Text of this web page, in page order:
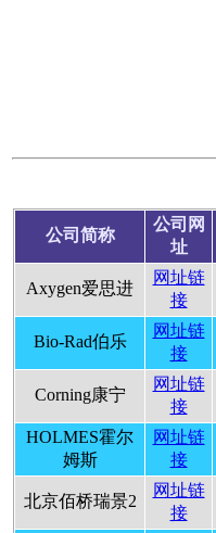
公司简称
公司网
址
Axygen爱思进
网址链
接
Bio-Rad伯乐
网址链
接
Corning康宁
网址链
接
HOLMES霍尔
姆斯
网址链
接
北京佰桥瑞景2
网址链
接